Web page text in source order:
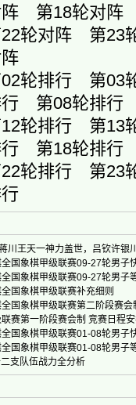
第18轮对阵
轮对阵
第23
轮排行
第03
第08轮排行
轮排行
第13
第18轮排行
轮排行
第23
川王天一神力盖世，吕钦许银
国象棋甲级联赛09-27轮男子
国象棋甲级联赛09-27轮男子
国象棋甲级联赛补充细则
国象棋甲级联赛第二阶段赛会
赛第一阶段赛会制 竞赛日程
国象棋甲级联赛01-08轮男子
国象棋甲级联赛01-08轮男子
支队伍战力全分析